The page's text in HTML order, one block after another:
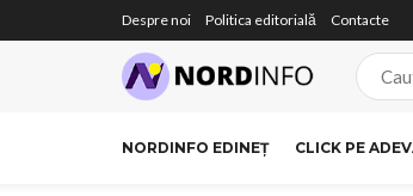
Despre noi Politica editorială Contacte
NORDINFO EDINEȚ CLICK PE